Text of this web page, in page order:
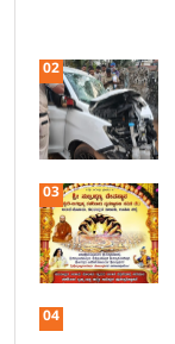
02
03
04